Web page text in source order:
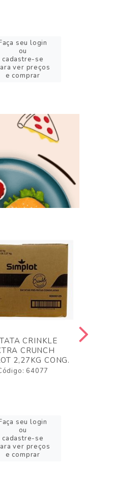
seu login
ou
cadastre-se
ver preços
e comprar
CRINKLE
CRUNCH
2,27KG CONG.
64077
seu login
ou
cadastre-se
ver preços
e comprar